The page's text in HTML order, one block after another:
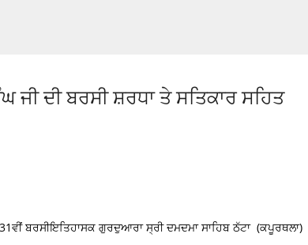
ਜੀ ਦੀ ਬਰਸੀ ਸ਼ਰਧਾ ਤੇ ਸਤਿਕਾਰ ਸਹਿਤ
ਬਰਸੀਇਤਿਹਾਸਕ ਗੁਰਦੁਆਰਾ ਸ੍ਰੀ ਦਮਦਮਾ ਸਾਹਿਬ ਠੱਟਾ (ਕਪੂਰਥਲਾ)